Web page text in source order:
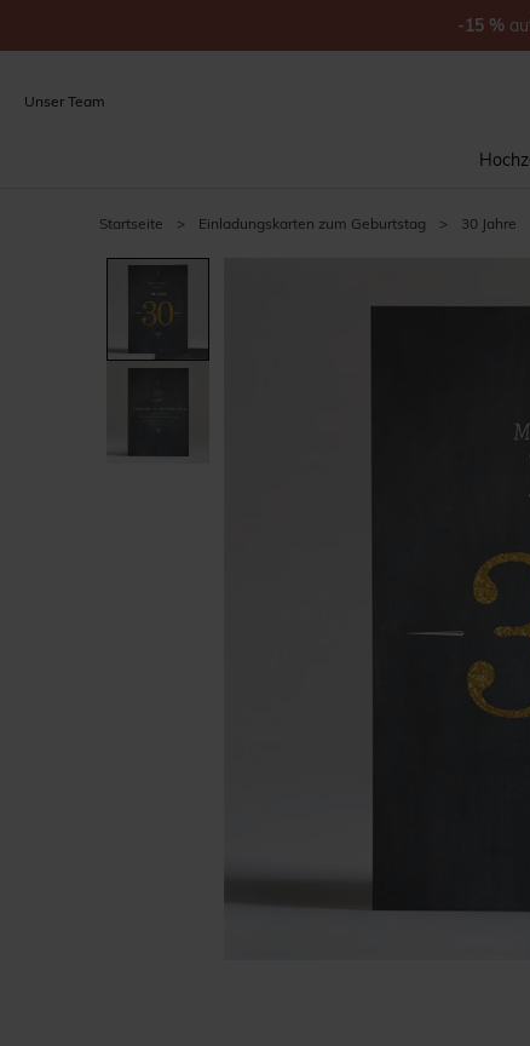
Unser Team
Startseite > Einladungskarten zum Geburtstag > 30 Jahre
-15 %